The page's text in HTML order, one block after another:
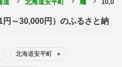
道 北海道安平町 麺
～30,000円）のふるさと納
北海道安平町 ×